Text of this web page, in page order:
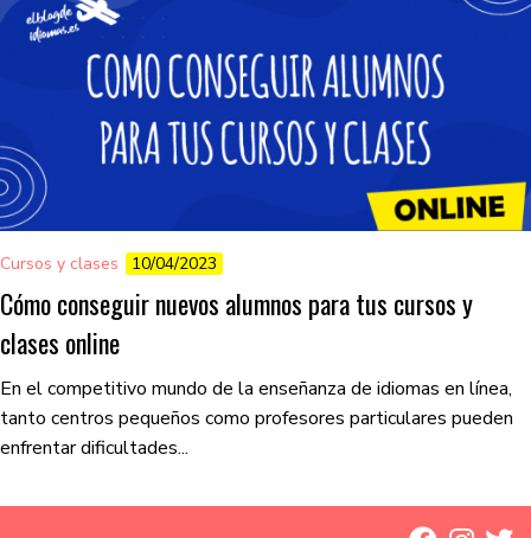
Cursos y clases 10/04/2023
Cómo conseguir nuevos alumnos para tus cursos y
clases online
En el competitivo mundo de la enseñanza de idiomas en línea,
tanto centros pequeños como profesores particulares pueden
enfrentar dificultades...